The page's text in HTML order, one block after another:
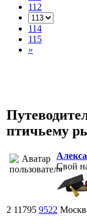
112
114
115
»
птичьему
Свой
2 11795 9522